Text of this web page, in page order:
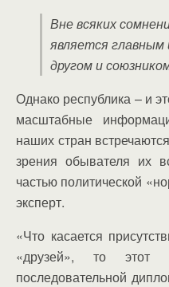
Вне всяких
является главным
другом и
Однако республика – и
масштабные
наших стран
зрения обывателя их
частью политической
эксперт.
«Что касается
«друзей», то этот
последовательной